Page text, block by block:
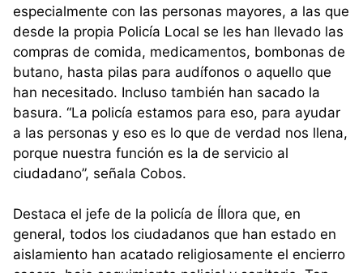
especialmente con las personas mayores, a las que
desde la propia Policía Local se les han llevado las
compras de comida, medicamentos, bombonas de
butano, hasta pilas para audífonos o aquello que
han necesitado. Incluso también han sacado la
basura. “La policía estamos para eso, para ayudar
a las personas y eso es lo que de verdad nos llena,
porque nuestra función es la de servicio al
ciudadano”, señala Cobos.
Destaca el jefe de la policía de Íllora que, en
general, todos los ciudadanos que han estado en
aislamiento han acatado religiosamente el encierro